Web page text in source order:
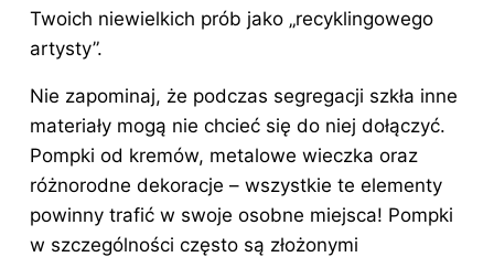
Twoich niewielkich prób jako „recyklingowego
artysty”.
Nie zapominaj, że podczas segregacji szkła inne
materiały mogą nie chcieć się do niej dołączyć.
Pompki od kremów, metalowe wieczka oraz
różnorodne dekoracje – wszystkie te elementy
powinny trafić w swoje osobne miejsca! Pompki
w szczególności często są złożonymi